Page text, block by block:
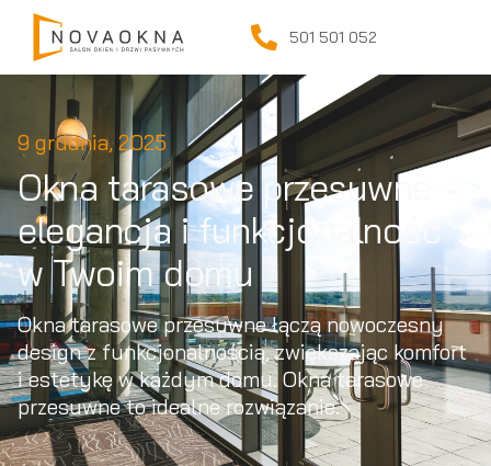
501 501 052
9 grudnia, 2025
Okna tarasowe przesuwne –
elegancja i funkcjonalność
w Twoim domu
Okna tarasowe przesuwne łączą nowoczesny
design z funkcjonalnością, zwiększając komfort
i estetykę w każdym domu. Okna tarasowe
przesuwne to idealne rozwiązanie.